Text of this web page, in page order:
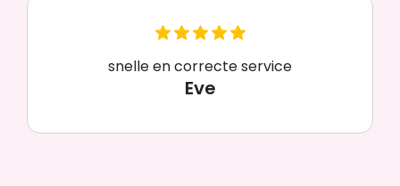
snelle en correcte service
Eve